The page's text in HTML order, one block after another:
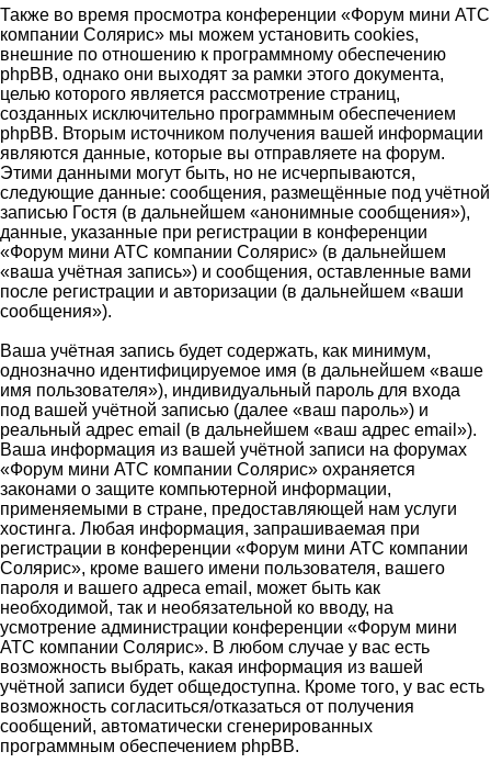
Также во время просмотра конференции «Форум мини АТС
компании Солярис» мы можем установить cookies,
внешние по отношению к программному обеспечению
phpBB, однако они выходят за рамки этого документа,
целью которого является рассмотрение страниц,
созданных исключительно программным обеспечением
phpBB. Вторым источником получения вашей информации
являются данные, которые вы отправляете на форум.
Этими данными могут быть, но не исчерпываются,
следующие данные: сообщения, размещённые под учётной
записью Гостя (в дальнейшем «анонимные сообщения»),
данные, указанные при регистрации в конференции
«Форум мини АТС компании Солярис» (в дальнейшем
«ваша учётная запись») и сообщения, оставленные вами
после регистрации и авторизации (в дальнейшем «ваши
сообщения»).
Ваша учётная запись будет содержать, как минимум,
однозначно идентифицируемое имя (в дальнейшем «ваше
имя пользователя»), индивидуальный пароль для входа
под вашей учётной записью (далее «ваш пароль») и
реальный адрес email (в дальнейшем «ваш адрес email»).
Ваша информация из вашей учётной записи на форумах
«Форум мини АТС компании Солярис» охраняется
законами о защите компьютерной информации,
применяемыми в стране, предоставляющей нам услуги
хостинга. Любая информация, запрашиваемая при
регистрации в конференции «Форум мини АТС компании
Солярис», кроме вашего имени пользователя, вашего
пароля и вашего адреса email, может быть как
необходимой, так и необязательной ко вводу, на
усмотрение администрации конференции «Форум мини
АТС компании Солярис». В любом случае у вас есть
возможность выбрать, какая информация из вашей
учётной записи будет общедоступна. Кроме того, у вас есть
возможность согласиться/отказаться от получения
сообщений, автоматически сгенерированных
программным обеспечением phpBB.